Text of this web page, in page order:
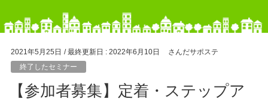
2021年5月25日 / 最終更新日 : 2022年6月10日
さんだサポステ
終了したセミナー
【参加者募集】定着・ステップア